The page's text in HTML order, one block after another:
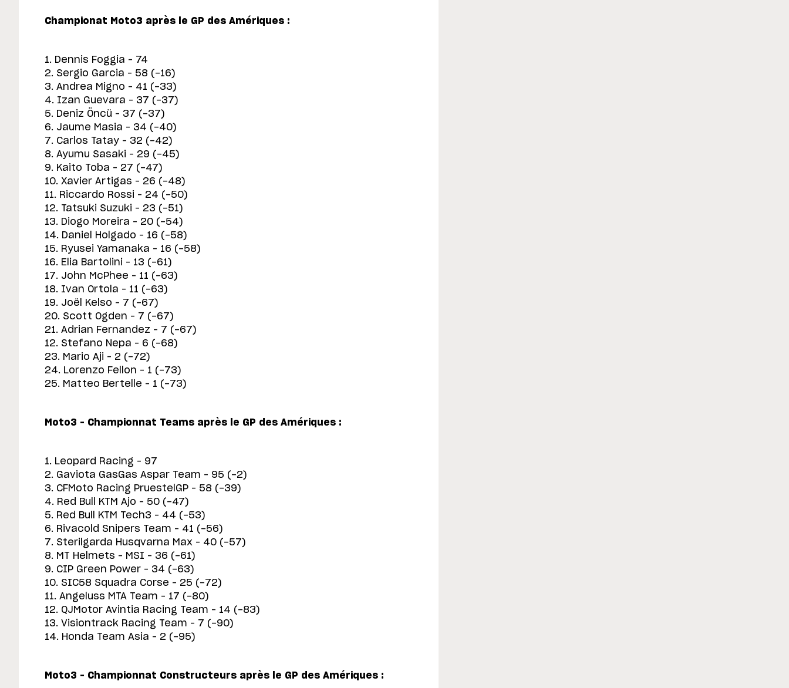
Championat Moto3 après le GP des Amériques :
1. Dennis Foggia – 74
2. Sergio Garcia – 58 (-16)
3. Andrea Migno – 41 (-33)
4. Izan Guevara – 37 (-37)
5. Deniz Öncü – 37 (-37)
6. Jaume Masia – 34 (-40)
7. Carlos Tatay – 32 (-42)
8. Ayumu Sasaki – 29 (-45)
9. Kaito Toba – 27 (-47)
10. Xavier Artigas – 26 (-48)
11. Riccardo Rossi – 24 (-50)
12. Tatsuki Suzuki – 23 (-51)
13. Diogo Moreira – 20 (-54)
14. Daniel Holgado – 16 (-58)
15. Ryusei Yamanaka – 16 (-58)
16. Elia Bartolini – 13 (-61)
17. John McPhee – 11 (-63)
18. Ivan Ortola – 11 (-63)
19. Joël Kelso – 7 (-67)
20. Scott Ogden – 7 (-67)
21. Adrian Fernandez – 7 (-67)
12. Stefano Nepa – 6 (-68)
23. Mario Aji – 2 (-72)
24. Lorenzo Fellon – 1 (-73)
25. Matteo Bertelle – 1 (-73)
Moto3 – Championnat Teams après le GP des Amériques :
1. Leopard Racing – 97
2. Gaviota GasGas Aspar Team – 95 (-2)
3. CFMoto Racing PruestelGP – 58 (-39)
4. Red Bull KTM Ajo – 50 (-47)
5. Red Bull KTM Tech3 – 44 (-53)
6. Rivacold Snipers Team – 41 (-56)
7. Sterilgarda Husqvarna Max – 40 (-57)
8. MT Helmets – MSI – 36 (-61)
9. CIP Green Power – 34 (-63)
10. SIC58 Squadra Corse – 25 (-72)
11. Angeluss MTA Team – 17 (-80)
12. QJMotor Avintia Racing Team – 14 (-83)
13. Visiontrack Racing Team – 7 (-90)
14. Honda Team Asia – 2 (-95)
Moto3 – Championnat Constructeurs après le GP des Amériques :